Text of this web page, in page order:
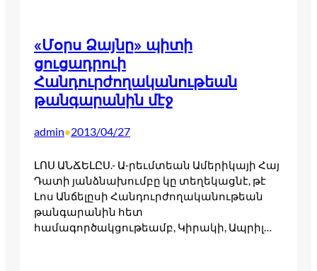
«Մօրս Ձայնը» պիտի
ցուցադրուի
Հանդուրժողականութեան
թանգարանին մէջ
admin•2013/04/27
ԼՈՍ ԱՆՃԵԼԸՍ.- Ա-րեւմտեան Ամերիկայի Հայ
Դատի յանձնախումբը կը տեղեկացնէ, թէ
Լոս Անճելըսի Հանդուրժողականութեան
թանգարանին հետ
համագործակցութեամբ, Կիրակի, Ապրիլ…